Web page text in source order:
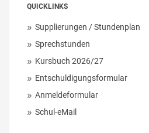
QUICKLINKS
Supplierungen / Stundenplan
Sprechstunden
Kursbuch 2026/27
Entschuldigungsformular
Anmeldeformular
Schul-eMail